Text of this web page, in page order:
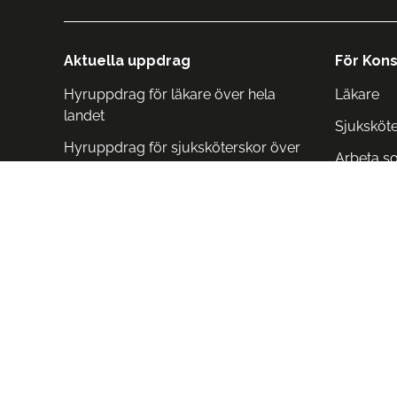
Aktuella uppdrag
Hyruppdrag för läkare över hela
landet
Hyruppdrag för sjuksköterskor över
För
Läkare
Arbeta